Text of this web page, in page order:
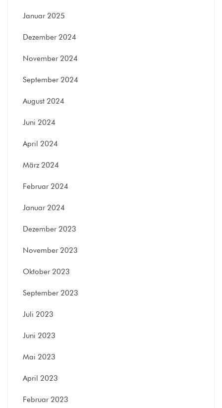
Januar 2025
Dezember 2024
November 2024
September 2024
August 2024
Juni 2024
April 2024
März 2024
Februar 2024
Januar 2024
Dezember 2023
November 2023
Oktober 2023
September 2023
Juli 2023
Juni 2023
Mai 2023
April 2023
Februar 2023